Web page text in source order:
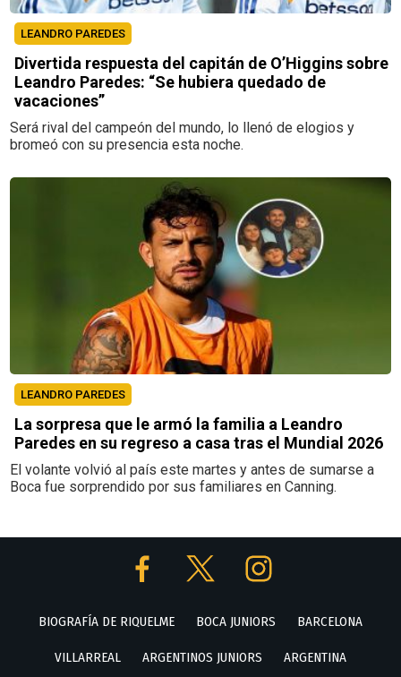
LEANDRO PAREDES
Divertida respuesta del capitán de O’Higgins sobre
Leandro Paredes: “Se hubiera quedado de
vacaciones”
Será rival del campeón del mundo, lo llenó de elogios y
bromeó con su presencia esta noche.
LEANDRO PAREDES
La sorpresa que le armó la familia a Leandro
Paredes en su regreso a casa tras el Mundial 2026
El volante volvió al país este martes y antes de sumarse a
Boca fue sorprendido por sus familiares en Canning.
BIOGRAFÍA DE RIQUELME BOCA JUNIORS BARCELONA
VILLARREAL ARGENTINOS JUNIORS ARGENTINA